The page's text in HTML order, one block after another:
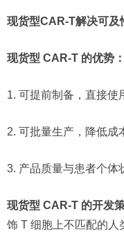
现货型CAR-T解决可及
现货型 CAR-T 的优势：
1. 可提前制备，直接使
2. 可批量生产，降低成
3. 产品质量与患者个体
现货型 CAR-T 的开发策
饰 T 细胞上不匹配的人